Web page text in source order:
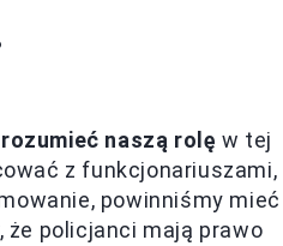
naszą rolę w tej
z funkcjonariuszami,
powinniśmy mieć
że policjanci mają prawo